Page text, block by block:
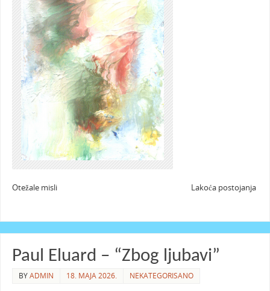
Otežale misli Lakoća postojanja
Paul Eluard – “Zbog ljubavi”
BYADMIN 18. MAJA 2026. NEKATEGORISANO